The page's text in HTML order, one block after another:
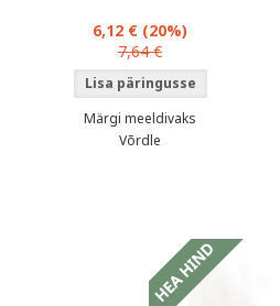
6,12 € (20%)
7,64 €
Märgi meeldivaks
Võrdle